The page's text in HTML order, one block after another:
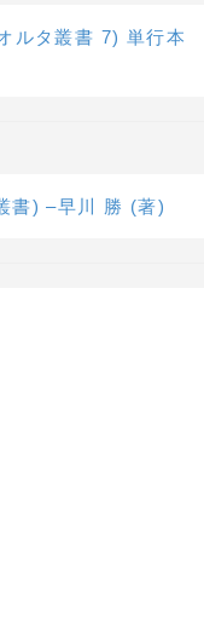
ルタ叢書 7) 単行本
書) –早川 勝 (著)